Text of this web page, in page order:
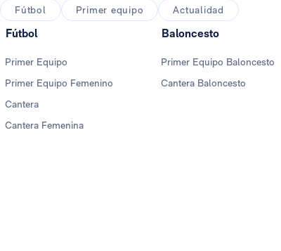
Fútbol
Primer equipo Actualidad
Fútbol
Primer Equipo
Primer Equipo Femenino
Cantera
Cantera Femenina
Baloncesto
Primer Equipo Baloncesto
Cantera Baloncesto